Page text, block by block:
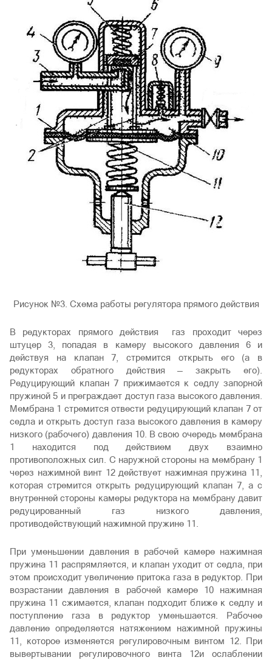
Рисунок №3. Схема работы регулятора прямого действия
В редукторах прямого действия газ проходит через
штуцер 3, попадая в камеру высокого давления 6 и
действуя на клапан 7, стремится открыть его (а в
редукторах обратного действия — закрыть его).
Редуцирующий клапан 7 прижимается к седлу запорной
пружиной 5 и преграждает доступ газа высокого давления.
Мембрана 1 стремится отвести редуцирующий клапан 7 от
седла и открыть доступ газа высокого давления в камеру
низкого (рабочего) давления 10. В свою очередь мембрана
1 находится под действием двух взаимно
противоположных сил. С наружной стороны на мембрану 1
через нажимной винт 12 действует нажимная пружина 11,
которая стремится открыть редуцирующий клапан 7, а с
внутренней стороны камеры редуктора на мембрану давит
редуцированный газ низкого давления,
противодействующий нажимной пружине 11.
При уменьшении давления в рабочей камере нажимная
пружина 11 распрямляется, и клапан уходит от седла, при
этом происходит увеличение притока газа в редуктор. При
возрастании давления в рабочей камере 10 нажимная
пружина 11 сжимается, клапан подходит ближе к седлу и
поступление газа в редуктор уменьшается. Рабочее
давление определяется натяжением нажимной пружины
11, которое изменяется регулировочным винтом 12. При
вывертывании регулировочного винта 12и ослаблении